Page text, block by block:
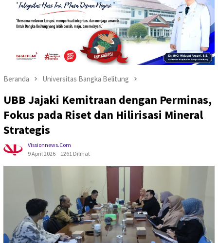
Beranda Universitas Bangka Belitung
UBB Jajaki Kemitraan dengan Perminas,
Fokus pada Riset dan Hilirisasi Mineral
Strategis
Vissionnews.com
9 April 2026
1261 Dilihat